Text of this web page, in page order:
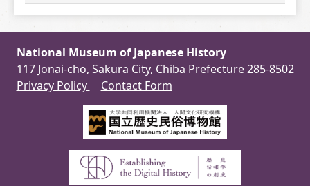
National Museum of Japanese History
117 Jonai-cho, Sakura City, Chiba Prefecture 285-8502
Privacy Policy
Contact Form